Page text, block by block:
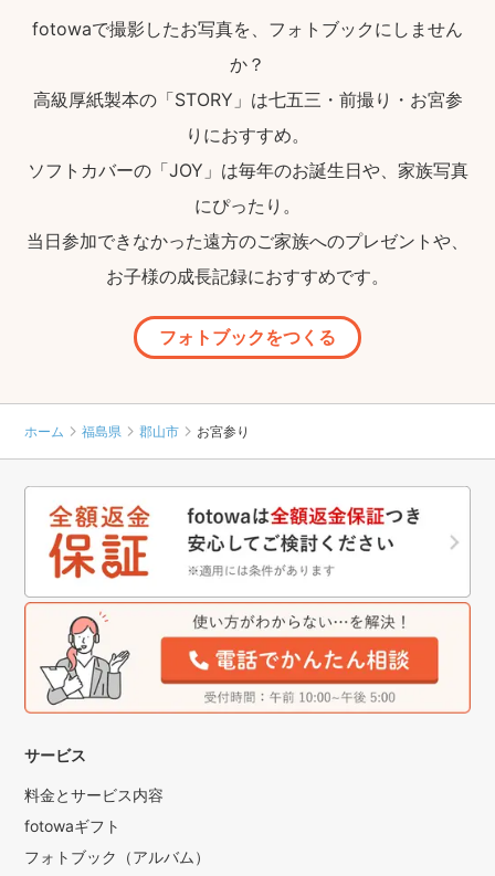
fotowaで撮影したお写真を、フォトブックにしません
か？
高級厚紙製本の「STORY」は七五三・前撮り・お宮参
りにおすすめ。
ソフトカバーの「JOY」は毎年のお誕生日や、家族写真
にぴったり。
当日参加できなかった遠方のご家族へのプレゼントや、
お子様の成長記録におすすめです。
フォトブックをつくる
ホーム 福島県 郡山市 お宮参り
サービス
料金とサービス内容
fotowaギフト
フォトブック（アルバム）